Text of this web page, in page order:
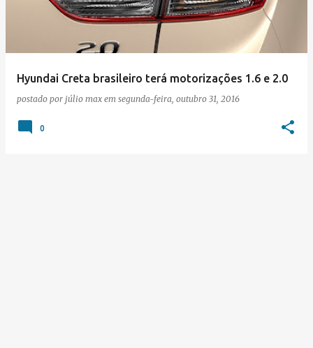
Hyundai Creta brasileiro terá motorizações 1.6 e 2.0
postado por júlio max em segunda-feira, outubro 31, 2016
0